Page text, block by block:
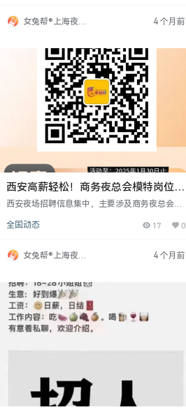
分要求的权利。工作时间灵活，提供兼职全职选
择，高订房提成，工资日结。招聘女性，16-28
提供免费培训。绝不收费或
女兔帮®上海夜场
4 个月前
西安高薪轻松！商务夜总会模特岗位等
你来/包住宿
西安夜场招聘信息集中，主要涉及商务夜总会和
无经验者，部分岗位提供包吃包住等福利。新开
向本地，适合希望加入夜场工作的人员。
全国动态 17 0
女兔帮®上海夜场
4 个月前